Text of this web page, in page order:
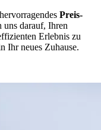
Preis-
uns darauf, Ihren
Erlebnis zu
Ihr neues Zuhause.